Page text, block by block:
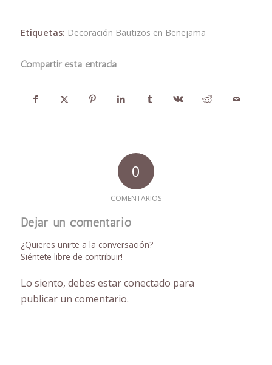
Etiquetas: Decoración Bautizos en Benejama
Compartir esta entrada
0
COMENTARIOS
Dejar un comentario
¿Quieres unirte a la conversación?
Siéntete libre de contribuir!
Lo siento, debes estarconectado para
publicar un comentario.